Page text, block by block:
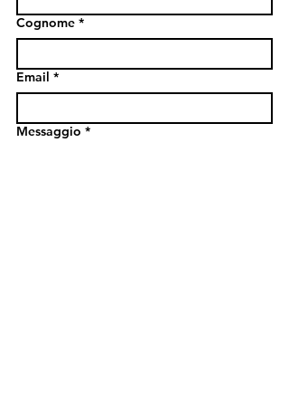
Cognome *
Email *
Messaggio *